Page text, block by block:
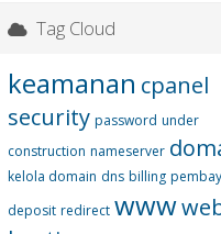
Tag Cloud
keamanan cpanel
security password under
construction nameserver
kelola domain dns billing
deposit redirect www